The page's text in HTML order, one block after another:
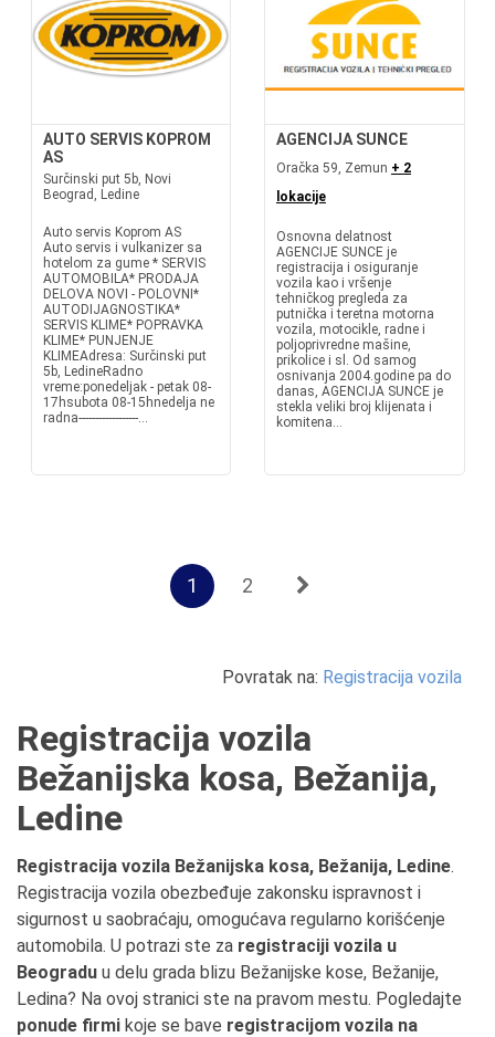
AUTO SERVIS KOPROM
AS
Surčinski put 5b, Novi
Beograd, Ledine
Auto servis Koprom AS
Auto servis i vulkanizer sa
hotelom za gume * SERVIS
AUTOMOBILA* PRODAJA
DELOVA NOVI - POLOVNI*
AUTODIJAGNOSTIKA*
SERVIS KLIME* POPRAVKA
KLIME* PUNJENJE
KLIMEAdresa: Surčinski put
5b, LedineRadno
vreme:ponedeljak - petak 08-
17hsubota 08-15hnedelja ne
radna------------------...
AGENCIJA SUNCE
Oračka 59, Zemun + 2
lokacije
Osnovna delatnost
AGENCIJE SUNCE je
registracija i osiguranje
vozila kao i vršenje
tehničkog pregleda za
putnička i teretna motorna
vozila, motocikle, radne i
poljoprivredne mašine,
prikolice i sl. Od samog
osnivanja 2004.godine pa do
danas, AGENCIJA SUNCE je
stekla veliki broj klijenata i
komitena...
1 2
Povratak na: Registracija vozila
Registracija vozila
Bežanijska kosa, Bežanija,
Ledine
Registracija vozila Bežanijska kosa, Bežanija, Ledine.
Registracija vozila obezbeđuje zakonsku ispravnost i
sigurnost u saobraćaju, omogućava regularno korišćenje
automobila. U potrazi ste za registraciji vozila u
Beogradu u delu grada blizu Bežanijske kose, Bežanije,
Ledina? Na ovoj stranici ste na pravom mestu. Pogledajte
ponude firmi koje se bave registracijom vozila na